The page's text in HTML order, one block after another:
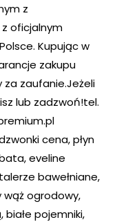
z
oficjalnym
Kupując w
zakupu
za zaufanie.Jeżeli
lub zadzwoń!tel.
cena, płyn
eveline
bawełniane,
wąż ogrodowy,
białe pojemniki,